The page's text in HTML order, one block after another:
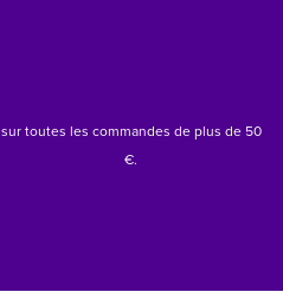
sur toutes les commandes de plus de 50
€.